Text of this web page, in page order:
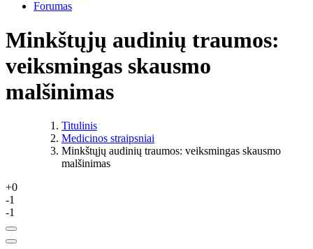
Forumas
Minkštųjų audinių traumos:
veiksmingas skausmo
malšinimas
Titulinis
Medicinos straipsniai
Minkštųjų audinių traumos: veiksmingas skausmo
malšinimas
+0
-1
-1